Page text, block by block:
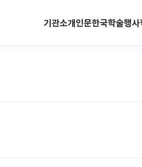
기관소개인문한국학술행사